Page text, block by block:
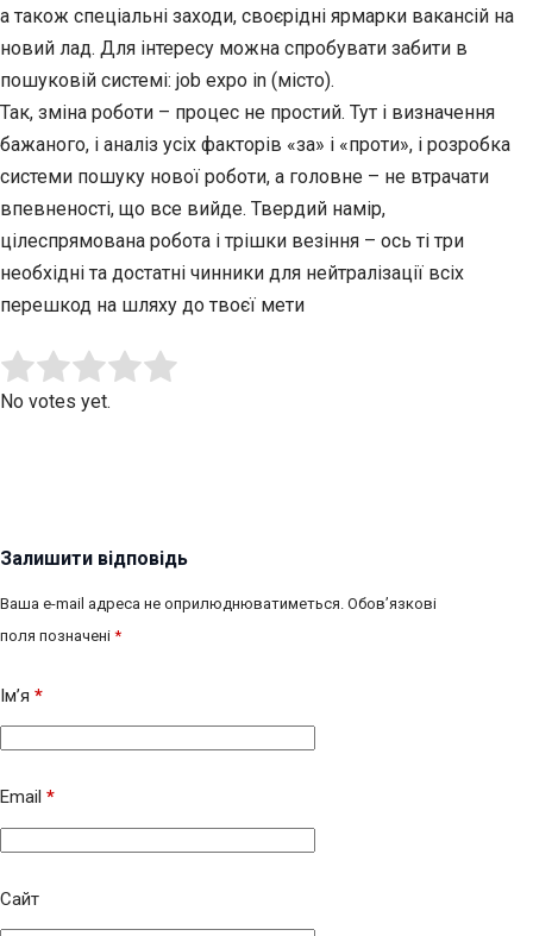
а також спеціальні заходи, своєрідні ярмарки вакансій на
новий лад. Для інтересу можна спробувати забити в
пошуковій системі: job expo in (місто).
Так, зміна роботи – процес не простий. Тут і визначення
бажаного, і аналіз усіх факторів «за» і «проти», і розробка
системи пошуку нової роботи, а головне – не втрачати
впевненості, що все вийде. Твердий намір,
цілеспрямована робота і трішки везіння – ось ті три
необхідні та достатні чинники для нейтралізації всіх
перешкод на шляху до твоєї мети
Rate this item:
No votes yet.
Залишити відповідь
Ваша e-mail адреса не оприлюднюватиметься. Обов’язкові
поля позначені *
Ім’я *
Email *
Сайт